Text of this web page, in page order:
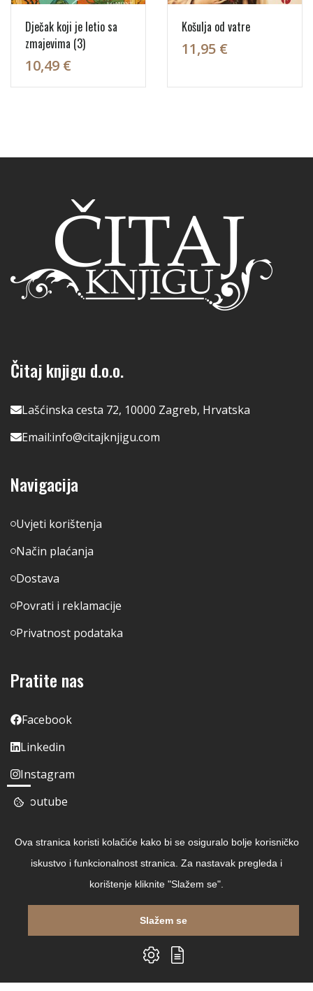
Dječak koji je letio sa
zmajevima (3)
10,49 €
Košulja od vatre
11,95 €
Čitaj knjigu d.o.o.
Lašćinska cesta 72, 10000 Zagreb, Hrvatska
Email:info@citajknjigu.com
Navigacija
Uvjeti korištenja
Način plaćanja
Dostava
Povrati i reklamacije
Privatnost podataka
Pratite nas
Facebook
Linkedin
Instagram
Youtube
Copyright © 2026 Čitaj Knjigu
Ova stranica koristi kolačiće kako bi se osiguralo bolje korisničko
iskustvo i funkcionalnost stranica. Za nastavak pregleda i
korištenje kliknite "Slažem se".
Slažem se